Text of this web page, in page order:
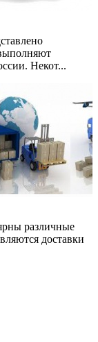
Некот...
различные
доставки